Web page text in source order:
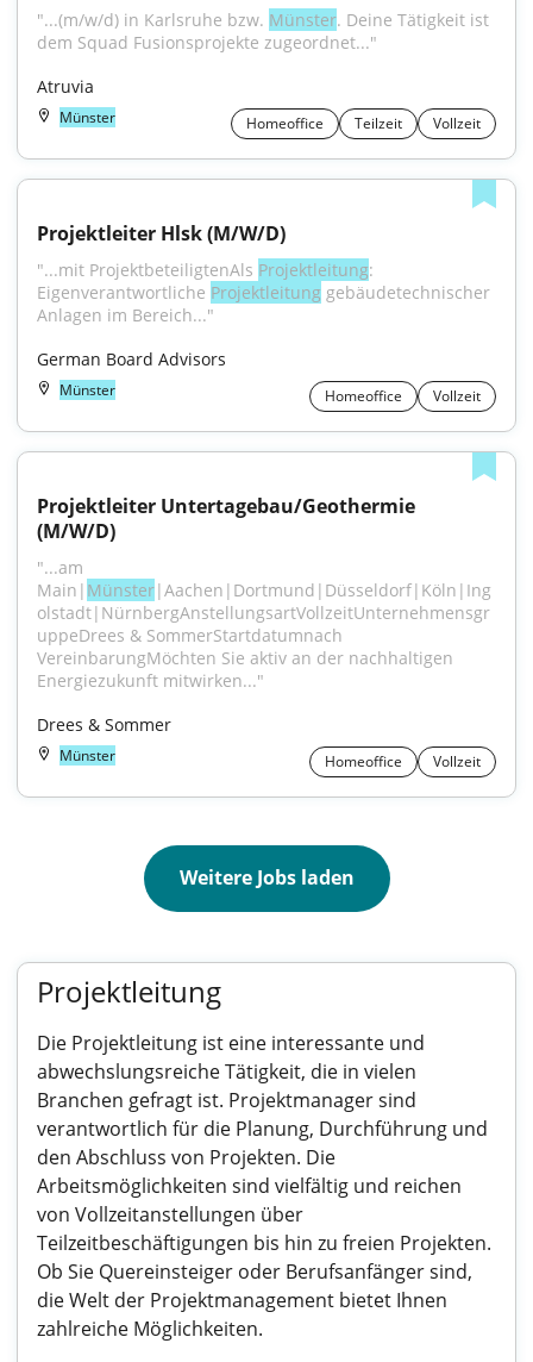
"...(m/w/d) in Karlsruhe bzw. Münster. Deine Tätigkeit ist
dem Squad Fusionsprojekte zugeordnet..."
Atruvia
Münster Homeoffice Teilzeit Vollzeit
Projektleiter Hlsk (M/W/D)
"...mit ProjektbeteiligtenAls Projektleitung:
Eigenverantwortliche Projektleitung gebäudetechnischer
Anlagen im Bereich..."
German Board Advisors
Münster Homeoffice Vollzeit
Projektleiter Untertagebau/Geothermie
(M/W/D)
"...am
Main| Münster|Aachen|Dortmund|Düsseldorf|Köln|Ing
olstadt|NürnbergAnstellungsartVollzeitUnternehmensgr
uppeDrees & SommerStartdatumnach
VereinbarungMöchten Sie aktiv an der nachhaltigen
Energiezukunft mitwirken..."
Drees & Sommer
Münster Homeoffice Vollzeit
Weitere Jobs laden
Projektleitung
Die Projektleitung ist eine interessante und
abwechslungsreiche Tätigkeit, die in vielen
Branchen gefragt ist. Projektmanager sind
verantwortlich für die Planung, Durchführung und
den Abschluss von Projekten. Die
Arbeitsmöglichkeiten sind vielfältig und reichen
von Vollzeitanstellungen über
Teilzeitbeschäftigungen bis hin zu freien Projekten.
Ob Sie Quereinsteiger oder Berufsanfänger sind,
die Welt der Projektmanagement bietet Ihnen
zahlreiche Möglichkeiten.